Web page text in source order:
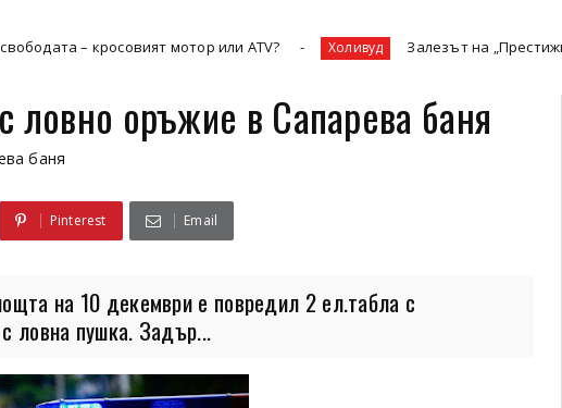
мотор или ATV? Холивуд Залезът на „Престижната
ловно оръжие в Сапарева баня
баня
Pinterest Email
на 10 декември е повредил 2 ел.табла с
ловна пушка. Задър...